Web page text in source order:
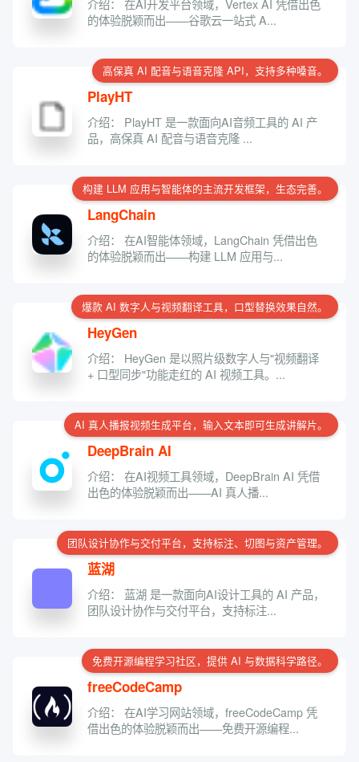
介绍： 在AI开发平台领域，Vertex AI 凭借出色
的体验脱颖而出——谷歌云一站式 A...
高保真 AI 配音与语音克隆 API，支持多种嗓音。
PlayHT
介绍： PlayHT 是一款面向AI音频工具的 AI 产
品，高保真 AI 配音与语音克隆 ...
构建 LLM 应用与智能体的主流开发框架，生态完善。
LangChain
介绍： 在AI智能体领域，LangChain 凭借出色
的体验脱颖而出——构建 LLM 应用与...
爆款 AI 数字人与视频翻译工具，口型替换效果自然。
HeyGen
介绍： HeyGen 是以照片级数字人与"视频翻译
+ 口型同步"功能走红的 AI 视频工具。...
AI 真人播报视频生成平台，输入文本即可生成讲解片。
DeepBrain AI
介绍： 在AI视频工具领域，DeepBrain AI 凭借
出色的体验脱颖而出——AI 真人播...
团队设计协作与交付平台，支持标注、切图与资产管理。
蓝湖
介绍： 蓝湖 是一款面向AI设计工具的 AI 产品，
团队设计协作与交付平台，支持标注...
免费开源编程学习社区，提供 AI 与数据科学路径。
freeCodeCamp
介绍： 在AI学习网站领域，freeCodeCamp 凭
借出色的体验脱颖而出——免费开源编程...